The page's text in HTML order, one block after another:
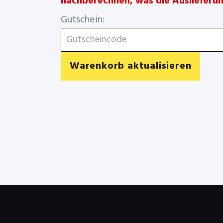
Gutschein:
Warenkorb aktualisieren